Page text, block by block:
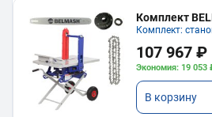
Комплект
Комплект:
107 967 ₽
Экономия: 19 053
В корзину